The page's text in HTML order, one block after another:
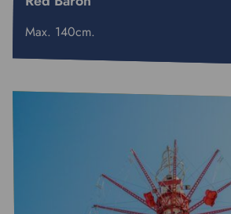
Max. 140cm.